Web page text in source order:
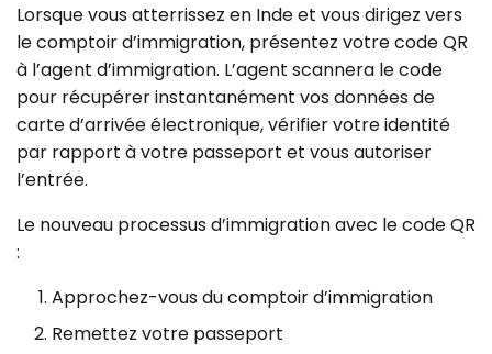
Lorsque vous atterrissez en Inde et vous dirigez vers
le comptoir d’immigration, présentez votre code QR
à l’agent d’immigration. L’agent scannera le code
pour récupérer instantanément vos données de
carte d’arrivée électronique, vérifier votre identité
par rapport à votre passeport et vous autoriser
l’entrée.
Le nouveau processus d’immigration avec le code QR
:
Approchez-vous du comptoir d’immigration
Remettez votre passeport